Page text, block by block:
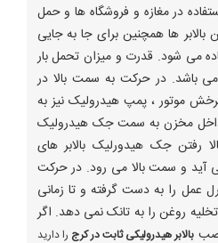
در مغازه و فروشگاه ها و حمل
بالابر ها همچنین برای جا به جایی
می شود. قدرت و میزان تحمل بار
می باشد. در حرکت به سمت بالا در
موتور ، پمپ هیدرولیک نیز به
مخزن به سمت جک هیدرولیک
رفتن جک هیدورلیک بالابر های
آید و سمت بالا می رود. در حرکت
عمل را به دست گرفته و تا زمانی
تخلیه روغن را به تانک نمی دهد. اگر
بالابر هیدرولیکی ثابت در کرج را دارید